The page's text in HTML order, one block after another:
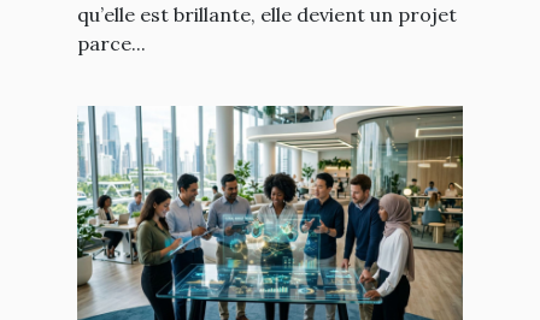
qu’elle est brillante, elle devient un projet
parce...